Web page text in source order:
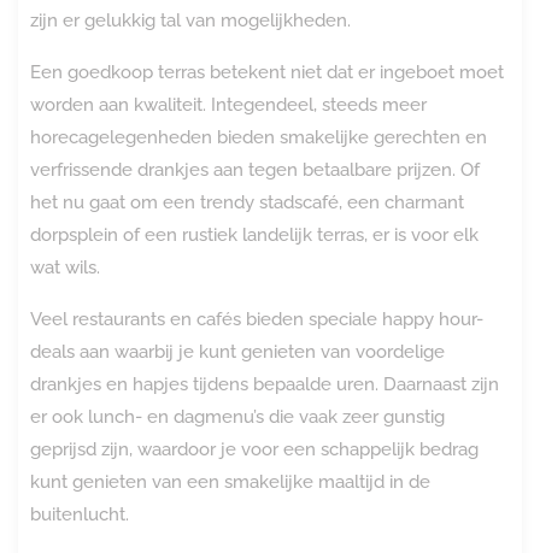
zijn er gelukkig tal van mogelijkheden.
Een goedkoop terras betekent niet dat er ingeboet moet
worden aan kwaliteit. Integendeel, steeds meer
horecagelegenheden bieden smakelijke gerechten en
verfrissende drankjes aan tegen betaalbare prijzen. Of
het nu gaat om een trendy stadscafé, een charmant
dorpsplein of een rustiek landelijk terras, er is voor elk
wat wils.
Veel restaurants en cafés bieden speciale happy hour-
deals aan waarbij je kunt genieten van voordelige
drankjes en hapjes tijdens bepaalde uren. Daarnaast zijn
er ook lunch- en dagmenu’s die vaak zeer gunstig
geprijsd zijn, waardoor je voor een schappelijk bedrag
kunt genieten van een smakelijke maaltijd in de
buitenlucht.